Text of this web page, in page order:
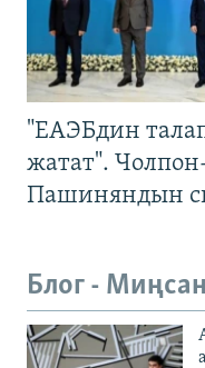
"ЕАЭБдин
жатат".
Пашиняндын
Блог -